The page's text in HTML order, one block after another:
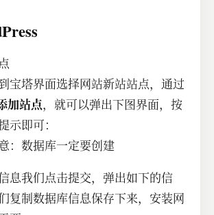
宝塔界面选择网站新站站点，通过
加站点，就可以弹出下图界面，按
示即可：
：数据库一定要创建
息我们点击提交，弹出如下的信
复制数据库信息保存下来，安装网